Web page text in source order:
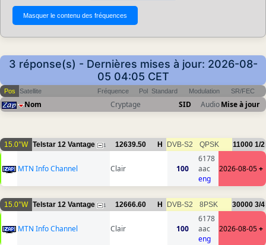
3 réponse(s) - Dernières mises à jour: 2026-08-
05 04:05 CET
Pos Satellite Fréquence Pol Standard Modulation SR/FEC
Nom Cryptage SID AudioMise à jour
15.0°W Telstar 12 Vantage 1 12639.50 H DVB-S2 QPSK 11000 1/2
MTN Info Channel Clair 100
6178
aac
eng
2026-08-05+
15.0°W Telstar 12 Vantage 1 12666.60 H DVB-S2 8PSK 30000 3/4
MTN Info Channel Clair 100
6178
aac
eng
2026-08-05+